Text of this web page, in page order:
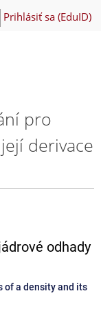
Prihlásiť sa (EduID)
pro
derivace
odhady
of a density and its